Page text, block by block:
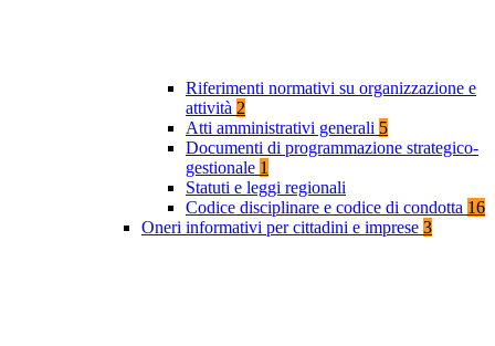
Riferimenti normativi su organizzazione e
attività 2
Atti amministrativi generali 5
Documenti di programmazione strategico-
gestionale 1
Statuti e leggi regionali
Codice disciplinare e codice di condotta 16
Oneri informativi per cittadini e imprese 3